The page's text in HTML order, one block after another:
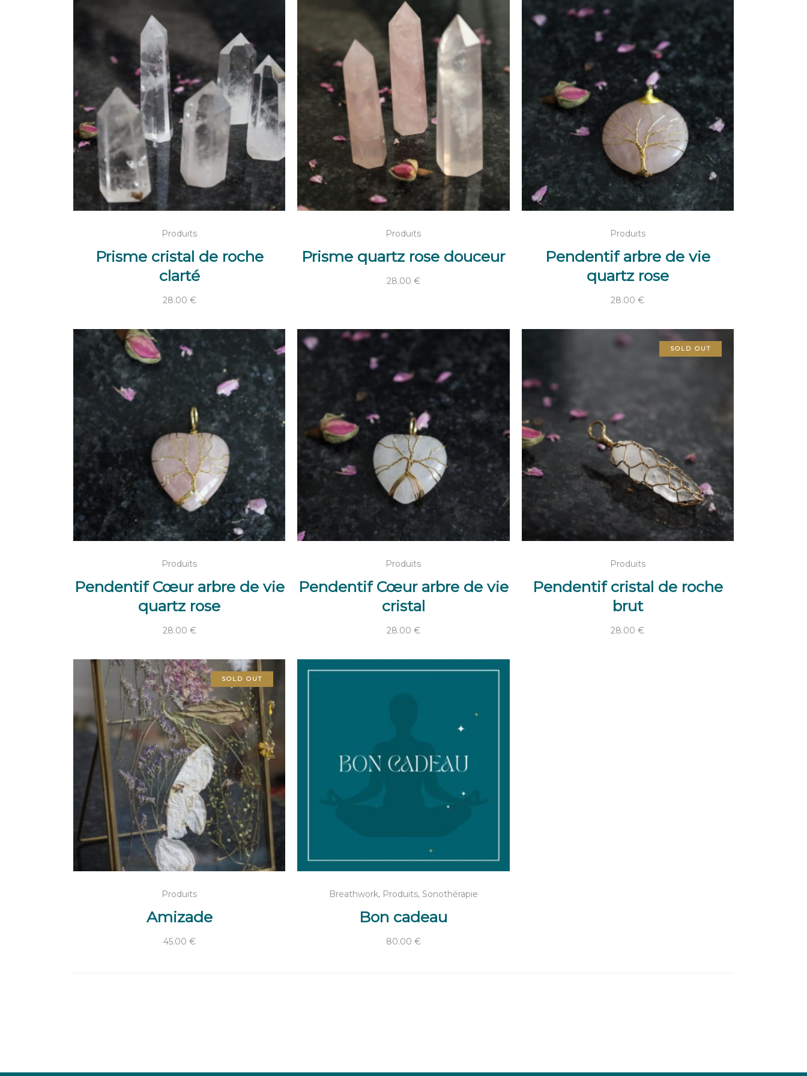
22.00 €.
Produits
Prisme cristal de roche
clarté
28.00 €
Produits
Prisme quartz rose douceur
28.00 €
Produits
Pendentif arbre de vie
quartz rose
28.00€
Produits
Pendentif Cœur arbre de vie
quartz rose
28.00 €
Produits
Pendentif Cœur arbre de vie
cristal
28.00 €
SOLD OUT
Produits
Pendentif cristal de roche
brut
28.00€
SOLD OUT
Produits
Amizade
45.00 €
Breathwork, Produits, Sonothérapie
Bon cadeau
80.00 €